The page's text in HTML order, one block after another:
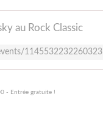
au Rock Classic
1145532232260323